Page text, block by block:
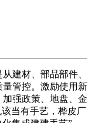
建材、部品部件、
管控。激励使用新
强政策、地盘、金
当有手艺，桦皮厂